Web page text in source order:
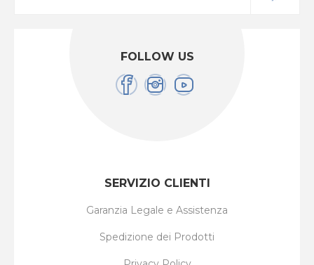
FOLLOW US
SERVIZIO CLIENTI
Garanzia Legale e Assistenza
Spedizione dei Prodotti